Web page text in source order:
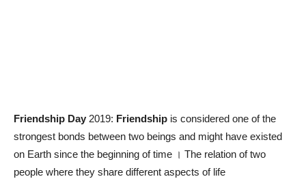
Friendship Day 2019: Friendship is considered one of the
strongest bonds between two beings and might have existed
on Earth since the beginning of time । The relation of two
people where they share different aspects of life